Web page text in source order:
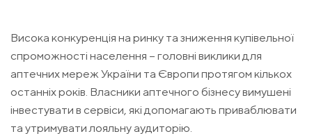
Висока конкуренція на ринку та зниження купівельної
спроможності населення – головні виклики для
аптечних мереж України та Європи протягом кількох
останніх років. Власники аптечного бізнесу вимушені
інвестувати в сервіси, які допомагають приваблювати
та утримувати лояльну аудиторію.